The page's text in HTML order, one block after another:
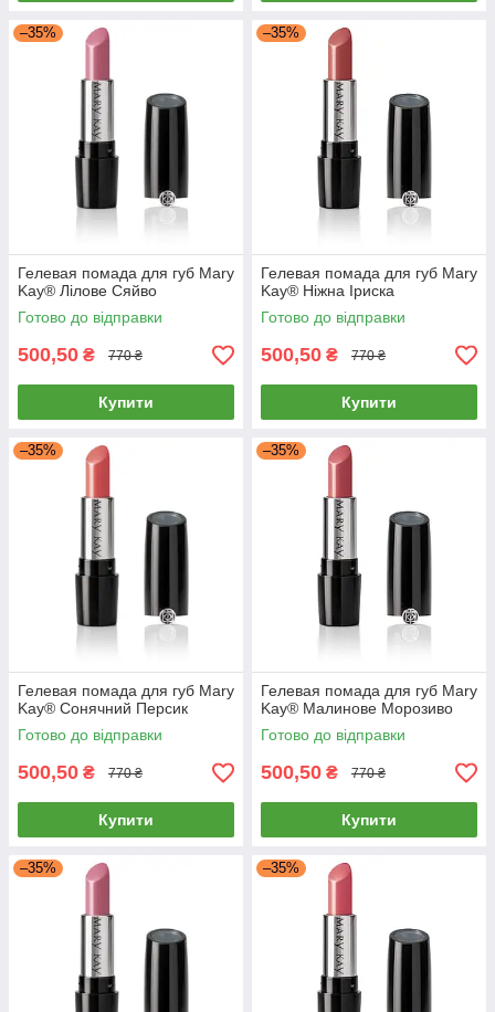
–35%
Гелевая помада для губ Mary
Kay® Лілове Сяйво
Готово до відправки
500,50 ₴ 770 ₴
Купити
–35%
Гелевая помада для губ Mary
Kay® Ніжна Іриска
Готово до відправки
500,50 ₴ 770 ₴
Купити
–35%
Гелевая помада для губ Mary
Kay® Сонячний Персик
Готово до відправки
500,50 ₴ 770 ₴
Купити
–35%
Гелевая помада для губ Mary
Kay® Малинове Морозиво
Готово до відправки
500,50 ₴ 770 ₴
Купити
–35% –35%